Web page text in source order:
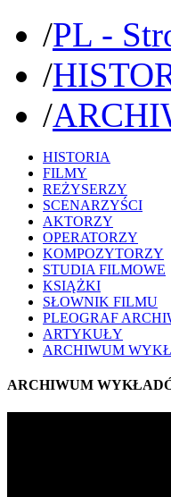
/PL -
/
/
HISTORIA
FILMY
REŻYSERZY
SCENARZYŚCI
AKTORZY
OPERATORZY
KOMPOZYTORZY
STUDIA FILMOWE
KSIĄŻKI
SŁOWNIK FILMU
PLEOGRAF
ARTYKUŁY
ARCHIWUM
ARCHIWUM